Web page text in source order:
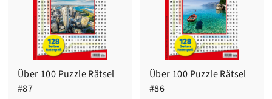
Über 100 Puzzle Rätsel
#87
Über 100 Puzzle Rätsel
#86